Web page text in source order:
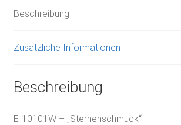
Beschreibung
Zusätzliche Informationen
Beschreibung
E-10101W – „Sternenschmuck“